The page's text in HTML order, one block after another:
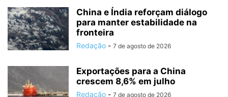
China e Índia reforçam diálogo
para manter estabilidade na
fronteira
Redação - 7 de agosto de 2026
Exportações para a China
crescem 8,6% em julho
Redação - 7 de agosto de 2026